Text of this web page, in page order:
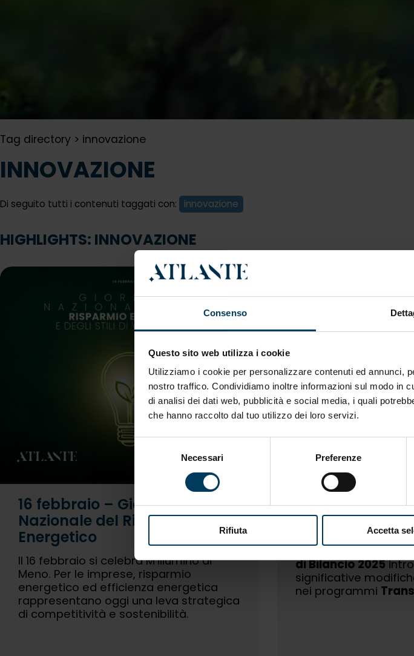
Consenso
Questo sito web utilizza i cookie
Utilizziamo i cookie per personalizzare contenuti ed annunci,
nostro traffico. Condividiamo inoltre informazioni sul modo in
di analisi dei dati web, pubblicità e social media, i quali
che hanno raccolto dal tuo utilizzo dei loro servizi.
Selezione
Necessari Preferenze
Rifiuta Accetta
Tag directory > innovazione
INNOVAZIONE
Di seguito tutti i contenuti taggati con: innovazione
HIGHLIGHTS: INNOVAZIONE
16 febbraio – Giornata
Nazionale del Risparmio
Energetico
Il 16 febbraio si celebra M’illumino di
Meno. Per le imprese, risparmio
energetico ed efficienza energetica
rappresentano oggi una leva strategica
di competitività e sostenibilità.
IMPORTANTE -
Transizione 4.0
5.0
Il Governo ha
di Bilancio 2025
significative
nei programmi